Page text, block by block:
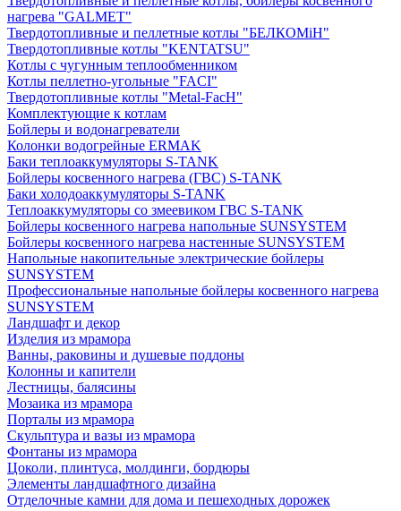
нагрева "GALMET"
Твердотопливные и пеллетные котлы "БЕЛКОМiН"
Твердотопливные котлы "KENTATSU"
Котлы с чугунным теплообменником
Котлы пеллетно-угольные "FACI"
Твердотопливные котлы "Metal-FacH"
Комплектующие к котлам
Бойлеры и водонагреватели
Колонки водогрейные ERMAK
Баки теплоаккумуляторы S-TANK
Бойлеры косвенного нагрева (ГВС) S-TANK
Баки холодоаккумуляторы S-TANK
Теплоаккумуляторы со змеевиком ГВС S-TANK
Бойлеры косвенного нагрева напольные SUNSYSTEM
Бойлеры косвенного нагрева настенные SUNSYSTEM
Напольные накопительные электрические бойлеры
SUNSYSTEM
Профессиональные напольные бойлеры косвенного нагрева
SUNSYSTEM
Ландшафт и декор
Изделия из мрамора
Ванны, раковины и душевые поддоны
Колонны и капители
Лестницы, балясины
Мозаика из мрамора
Порталы из мрамора
Скульптура и вазы из мрамора
Фонтаны из мрамора
Цоколи, плинтуса, молдинги, бордюры
Элементы ландшафтного дизайна
Отделочные камни для дома и пешеходных дорожек